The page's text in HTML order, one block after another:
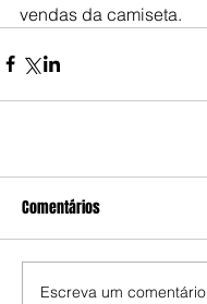
vendas da camiseta.
Comentários
Escreva um comentário